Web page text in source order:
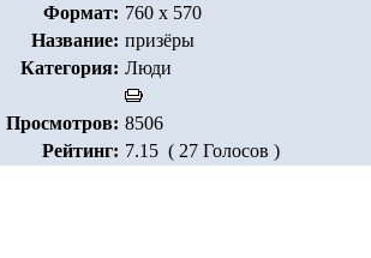
Формат: 760 x 570
Название: призёры
Категория: Люди
Просмотров: 8506
Рейтинг: 7.15 ( 27 Голосов )